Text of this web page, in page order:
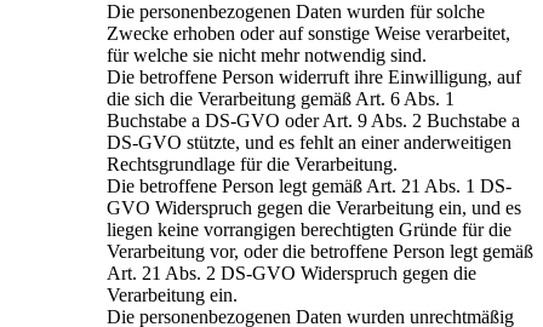
Die personenbezogenen Daten wurden für solche
Zwecke erhoben oder auf sonstige Weise verarbeitet,
für welche sie nicht mehr notwendig sind.
Die betroffene Person widerruft ihre Einwilligung, auf
die sich die Verarbeitung gemäß Art. 6 Abs. 1
Buchstabe a DS-GVO oder Art. 9 Abs. 2 Buchstabe a
DS-GVO stützte, und es fehlt an einer anderweitigen
Rechtsgrundlage für die Verarbeitung.
Die betroffene Person legt gemäß Art. 21 Abs. 1 DS-
GVO Widerspruch gegen die Verarbeitung ein, und es
liegen keine vorrangigen berechtigten Gründe für die
Verarbeitung vor, oder die betroffene Person legt gemäß
Art. 21 Abs. 2 DS-GVO Widerspruch gegen die
Verarbeitung ein.
Die personenbezogenen Daten wurden unrechtmäßig